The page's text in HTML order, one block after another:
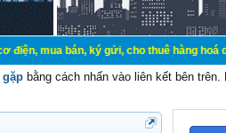
bán, ký gửi, cho thuê hàng hoá dịch
bằng cách nhấn vào liên kết bên trên.